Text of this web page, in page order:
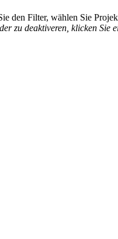
den Filter, wählen Sie
zu deaktiveren, klicken Sie